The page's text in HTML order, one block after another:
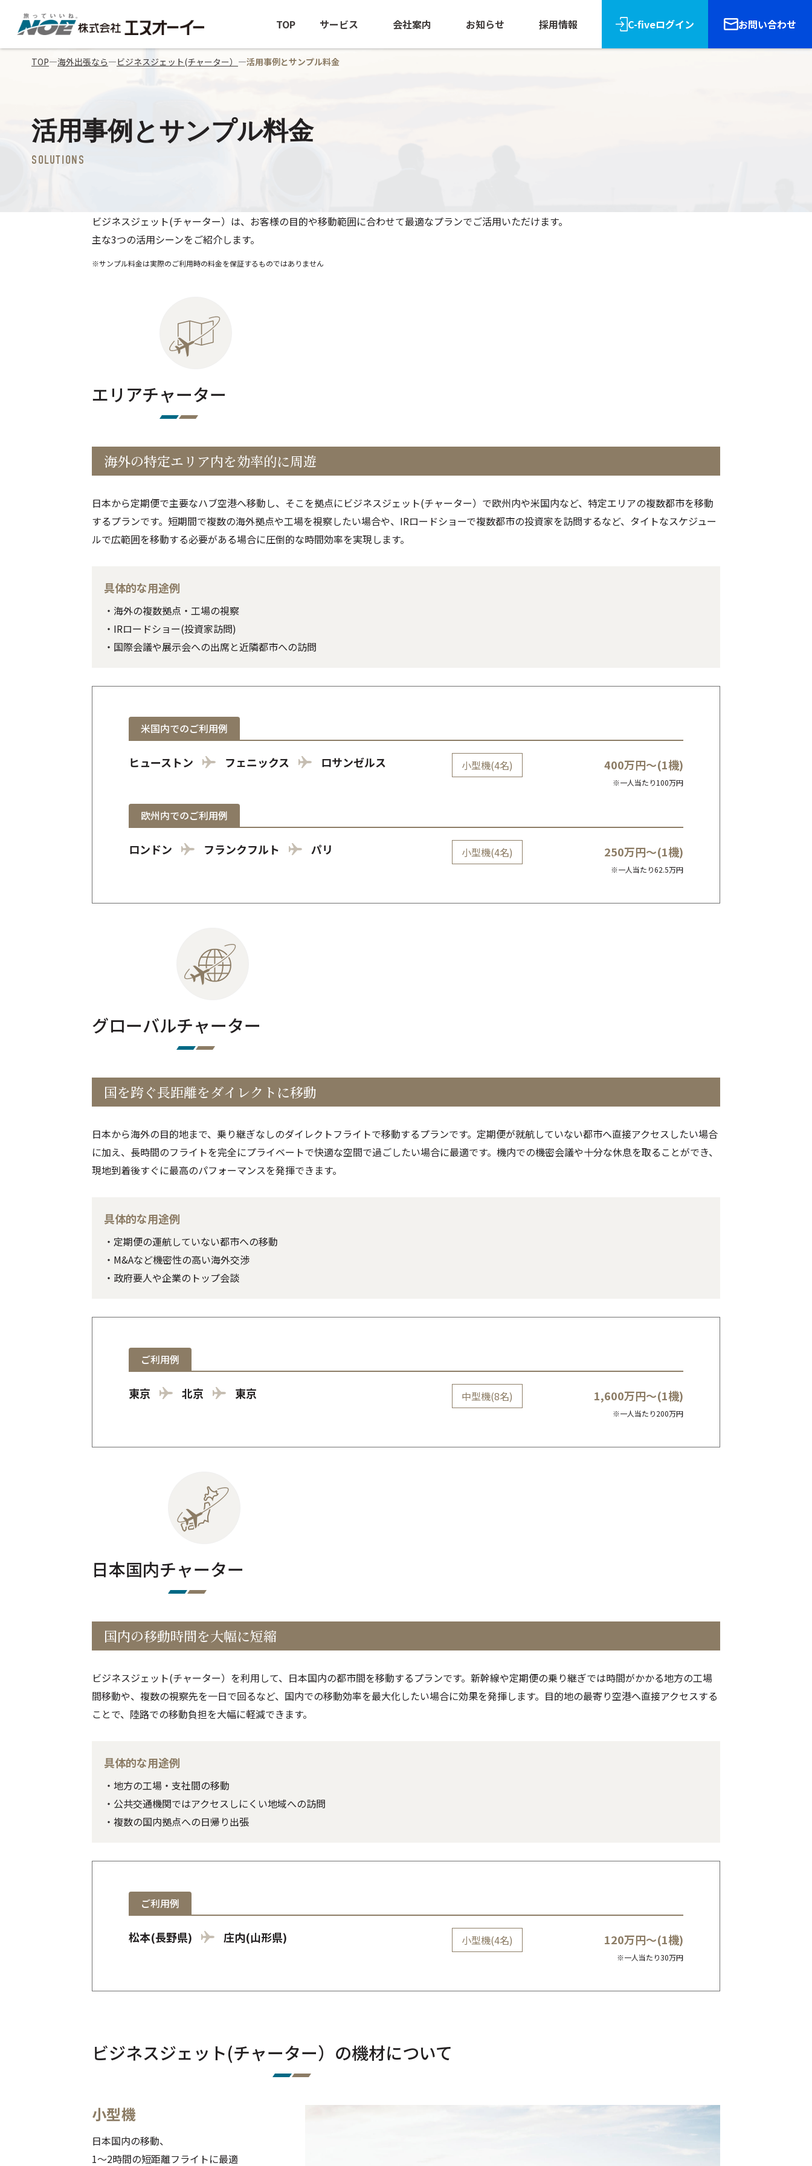
TOP サービス
-NOE NTAS
会社案内
サステナビリティ
お知らせ 採用情報 C-fiveログイン お問い合わせ
TOP―海外出張なら―ビジネスジェット(チャーター） ―活用事例とサンプル料金
活用事例とサンプル料金
SOLUTIONS
ビジネスジェット(チャーター）は、お客様の目的や移動範囲に合わせて最適なプランでご活用いただけます。
主な3つの活用シーンをご紹介します。
※サンプル料金は実際のご利用時の料金を保証するものではありません
エリアチャーター
海外の特定エリア内を効率的に周遊
日本から定期便で主要なハブ空港へ移動し、そこを拠点にビジネスジェット(チャーター）で欧州内や米国内など、特定エリアの複数都市を移動
するプランです。短期間で複数の海外拠点や工場を視察したい場合や、IRロードショーで複数都市の投資家を訪問するなど、タイトなスケジュー
ルで広範囲を移動する必要がある場合に圧倒的な時間効率を実現します。
具体的な用途例
・海外の複数拠点・工場の視察
・IRロードショー(投資家訪問)
・国際会議や展示会への出席と近隣都市への訪問
米国内でのご利用例
ヒューストン フェニックス ロサンゼルス 小型機(4名) 400万円～(1機)
※一人当たり100万円
欧州内でのご利用例
ロンドン フランクフルト パリ 小型機(4名) 250万円～(1機)
※一人当たり62.5万円
グローバルチャーター
国を跨ぐ長距離をダイレクトに移動
日本から海外の目的地まで、乗り継ぎなしのダイレクトフライトで移動するプランです。定期便が就航していない都市へ直接アクセスしたい場合
に加え、長時間のフライトを完全にプライベートで快適な空間で過ごしたい場合に最適です。機内での機密会議や十分な休息を取ることができ、
現地到着後すぐに最高のパフォーマンスを発揮できます。
具体的な用途例
・定期便の運航していない都市への移動
・M&Aなど機密性の高い海外交渉
・政府要人や企業のトップ会談
ご利用例
東京 北京 東京 中型機(8名) 1,600万円～(1機)
※一人当たり200万円
日本国内チャーター
国内の移動時間を大幅に短縮
ビジネスジェット(チャーター）を利用して、日本国内の都市間を移動するプランです。新幹線や定期便の乗り継ぎでは時間がかかる地方の工場
間移動や、複数の視察先を一日で回るなど、国内での移動効率を最大化したい場合に効果を発揮します。目的地の最寄り空港へ直接アクセスする
ことで、陸路での移動負担を大幅に軽減できます。
具体的な用途例
・地方の工場・支社間の移動
・公共交通機関ではアクセスしにくい地域への訪問
・複数の国内拠点への日帰り出張
ご利用例
松本(長野県) 庄内(山形県) 小型機(4名) 120万円～(1機)
※一人当たり30万円
ビジネスジェット(チャーター）の機材について
小型機
日本国内の移動、
1～2時間の短距離フライトに最適